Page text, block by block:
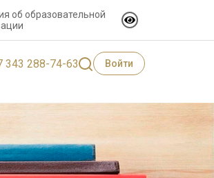
об образовательной
343 288-74-63 Войти